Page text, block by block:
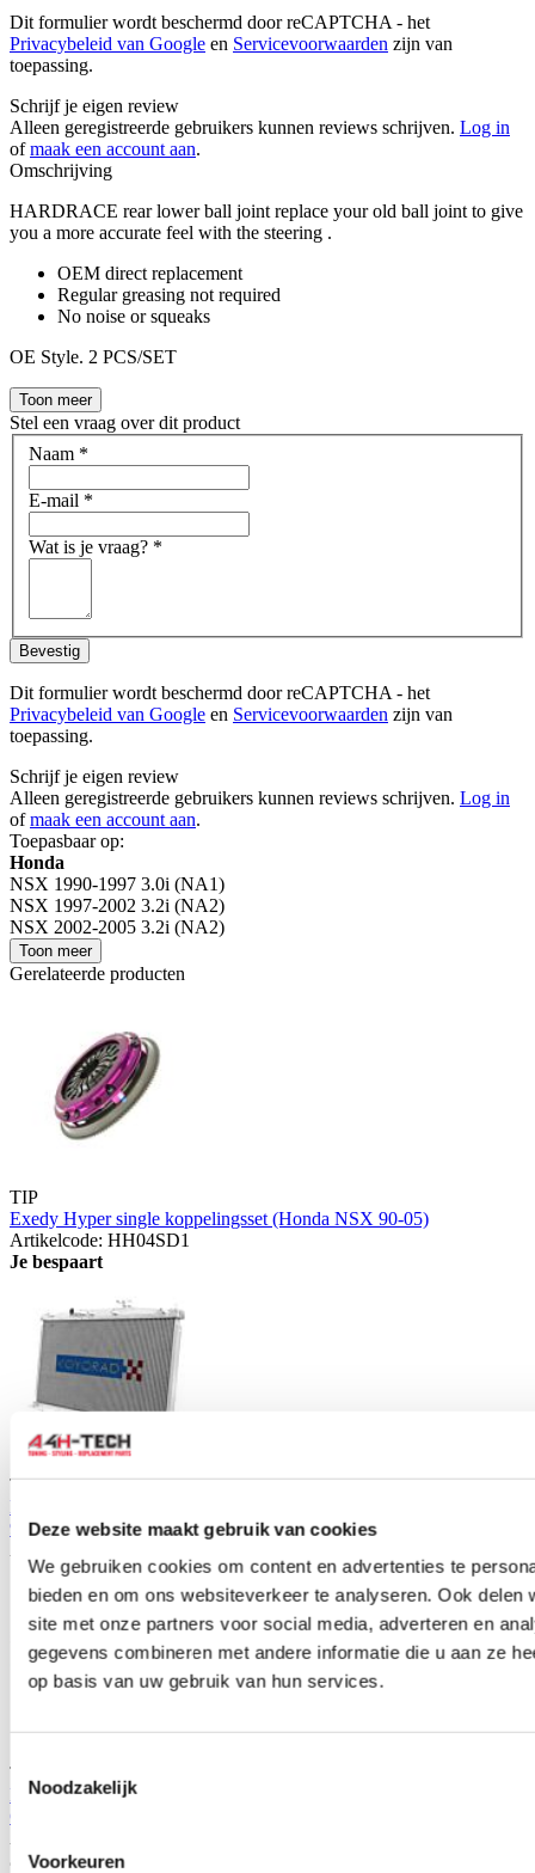
Deze website maakt gebruik van cookies
We gebruiken cookies om content en advertenties te
bieden en om ons websiteverkeer te analyseren. Ook
site met onze partners voor social media, adverteren en
gegevens combineren met andere informatie die u aan ze
op basis van uw gebruik van hun services.
Toestemmingsselectie
Noodzakelijk
Voorkeuren
Dit formulier wordt beschermd door reCAPTCHA - het
Privacybeleid van Google en Servicevoorwaarden zijn van
toepassing.
Schrijf je eigen review
Alleen geregistreerde gebruikers kunnen reviews schrijven. Log in
ofmaak een account aan.
Omschrijving
HARDRACE rear lower ball joint replace your old ball joint to give
you a more accurate feel with the steering .
OEM direct replacement
Regular greasing not required
No noise or squeaks
OE Style. 2 PCS/SET
Toon meer
Stel een vraag over dit product
Naam *
E-mail *
Wat is je vraag? *
Bevestig
Dit formulier wordt beschermd door reCAPTCHA - het
Privacybeleid van Google en Servicevoorwaarden zijn van
toepassing.
Schrijf je eigen review
Alleen geregistreerde gebruikers kunnen reviews schrijven. Log in
ofmaak een account aan.
Toepasbaar op:
Honda
NSX 1990-1997 3.0i (NA1)
NSX 1997-2002 3.2i (NA2)
NSX 2002-2005 3.2i (NA2)
Toon meer
Gerelateerde producten
TIP
Exedy Hyper single koppelingsset (Honda NSX 90-05)
Artikelcode: HH04SD1
Je bespaart
TIP
KoyoRad Racing Aluminium Performance Radiateur (Honda NSX
91-95)
TIP
Ferodo DS2500 performance remblokken voorzijde (Honda
Civic/Integra/Prelude/Accord/NSX)
Je bespaart